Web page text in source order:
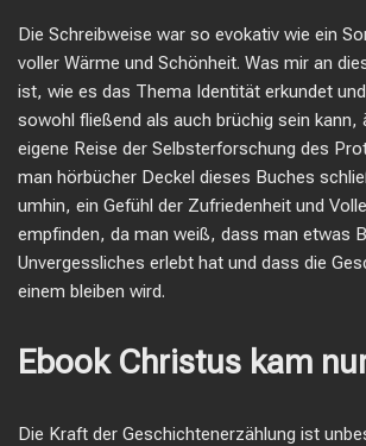
Die Schreibweise war so evokativ wie ein
voller Wärme und Schönheit. Was mir an
ist, wie es das Thema Identität erkundet
sowohl fließend als auch brüchig sein kann,
eigene Reise der Selbsterforschung des
man hörbücher Deckel dieses Buches
umhin, ein Gefühl der Zufriedenheit und
empfinden, da man weiß, dass man etwas
Unvergessliches erlebt hat und dass die
einem bleiben wird.
Ebook Christus kam
Die Kraft der Geschichtenerzählung ist